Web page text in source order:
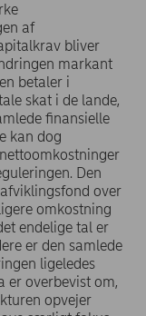
af
bliver
markant
betaler i
skat i de lande,
finansielle
kan dog
Den
over
omkostning
endelige tal er
er den samlede
ligeledes
er overbevist om,
opvejer